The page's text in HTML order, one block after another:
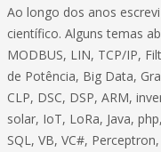
Ao longo dos anos
científico. Alguns temas
MODBUS, LIN, TCP/IP,
de Potência, Big Data,
CLP, DSC, DSP, ARM,
solar, IoT, LoRa, Java,
SQL, VB, VC#,